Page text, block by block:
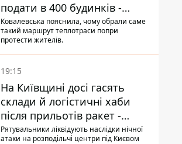
подати в 400 будинків -
депутатка Київради
Ковалевська пояснила, чому обрали саме
такий маршрут теплотраси попри
протести жителів.
19:15
На Київщині досі гасять
склади й логістичні хаби
після прильотів ракет -
ДСНС
Рятувальники ліквідують наслідки нічної
атаки на розподільчі центри під Києвом